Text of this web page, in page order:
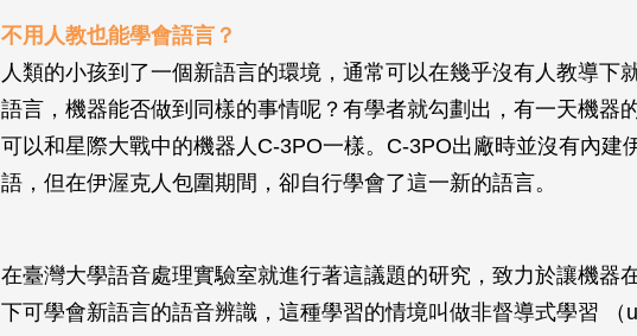
不用人教也能學會語言？
人類的小孩到了一個新語言的環境，通常可以在幾乎沒有人教導下
語言，機器能否做到同樣的事情呢？有學者就勾劃出，有一天機器
可以和星際大戰中的機器人C-3PO一樣。C-3PO出廠時並沒有內建
語，但在伊渥克人包圍期間，卻自行學會了這一新的語言。
在臺灣大學語音處理實驗室就進行著這議題的研究，致力於讓機器
下可學會新語言的語音辨識，這種學習的情境叫做非督導式學習 （